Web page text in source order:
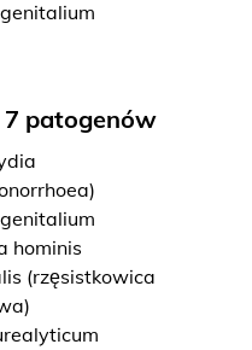
7 patogenów
hominis
(rzęsistkowica